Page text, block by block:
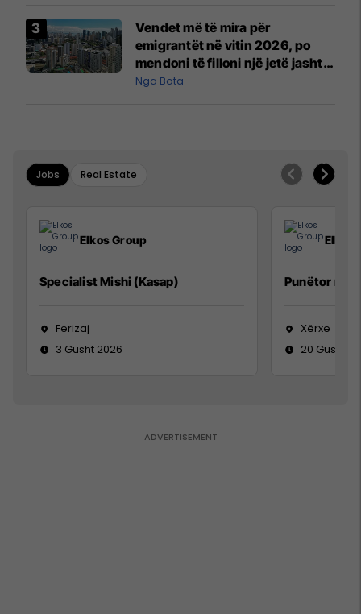
Vendet më të mira për
emigrantët në vitin 2026, po
mendoni të filloni një jetë jashtë
vendit?
Nga Bota
Jobs Real Estate
Elkos Group
Specialist Mishi (Kasap)
Ferizaj
3 Gusht 2026
Elkos
Punëtor në
Xërxe
20 Gusht